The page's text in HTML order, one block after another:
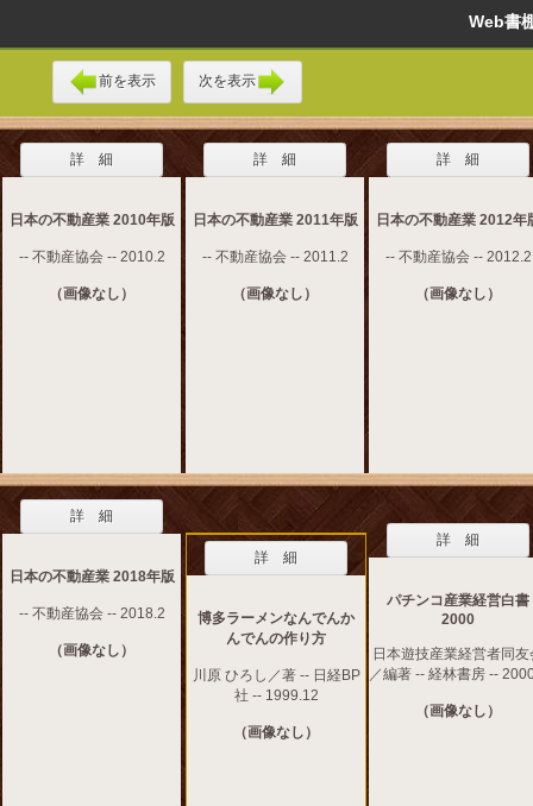
Web
前を表示 次を表示
詳 細
日本の不動産業 2010年版
-- 不動産協会 -- 2010.2
（画像なし）
詳 細
日本の不動産業 2011年版
-- 不動産協会 -- 2011.2
（画像なし）
詳 細
日本の不動産業 2012年
-- 不動産協会 -- 2012.2
（画像なし）
詳 細
日本の不動産業 2018年版
-- 不動産協会 -- 2018.2
（画像なし）
詳 細
博多ラーメンなんでんか
んでんの作り方
川原 ひろし／著 -- 日経BP
社 -- 1999.12
（画像なし）
詳 細
パチンコ産業経営白書
2000
日本遊技産業経営者同友
／編著 -- 経林書房 --
（画像なし）